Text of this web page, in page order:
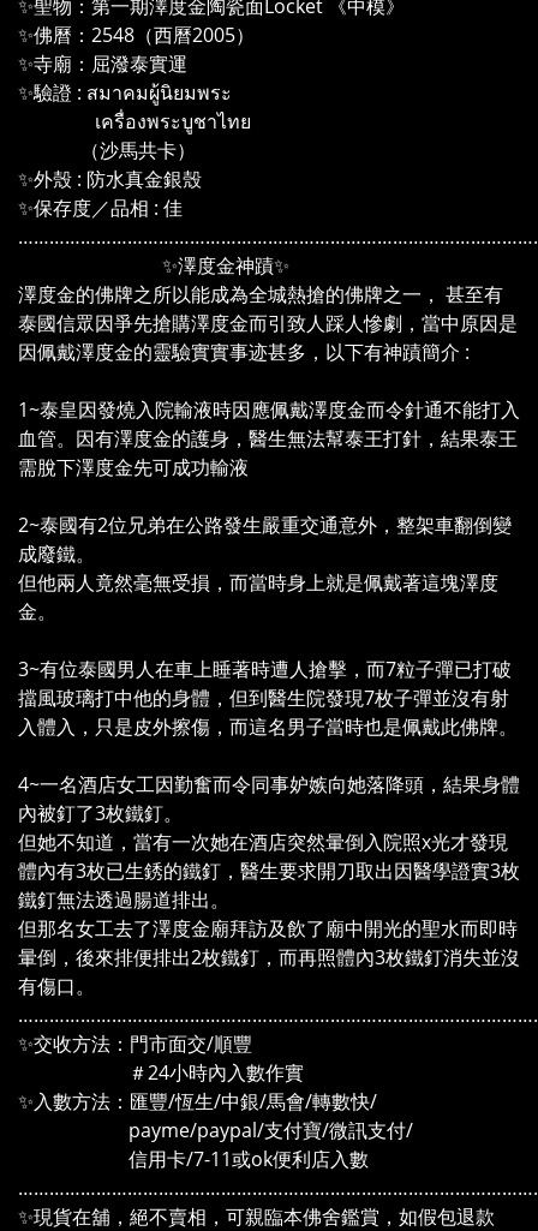
✨聖物：第一期澤度金陶瓷面Locket 《中模》
✨佛曆：2548（西曆2005）
✨寺廟：屈潑泰實運
✨驗證 : สมาคมผู้นิยมพระ
เครื่องพระบูชาไทย
（沙馬共卡）
✨外殼 : 防水真金銀殼
✨保存度／品相 : 佳
✨澤度金神蹟✨
澤度金的佛牌之所以能成為全城熱搶的佛牌之一， 甚至有
泰國信眾因爭先搶購澤度金而引致人踩人慘劇，當中原因是
因佩戴澤度金的靈驗實實事迹甚多，以下有神蹟簡介 :
1~泰皇因發燒入院輸液時因應佩戴澤度金而令針通不能打入
血管。因有澤度金的護身，醫生無法幫泰王打針，結果泰王
需脫下澤度金先可成功輸液
2~泰國有2位兄弟在公路發生嚴重交通意外，整架車翻倒變
成廢鐵。
但他兩人竟然毫無受損，而當時身上就是佩戴著這塊澤度
金。
3~有位泰國男人在車上睡著時遭人搶擊，而7粒子彈已打破
擋風玻璃打中他的身體，但到醫生院發現7枚子彈並沒有射
入體入，只是皮外擦傷，而這名男子當時也是佩戴此佛牌。
4~一名酒店女工因勤奮而令同事妒嫉向她落降頭，結果身體
內被釘了3枚鐵釘。
但她不知道，當有一次她在酒店突然暈倒入院照x光才發現
體內有3枚已生銹的鐵釘，醫生要求開刀取出因醫學證實3枚
鐵釘無法透過腸道排出。
但那名女工去了澤度金廟拜訪及飲了廟中開光的聖水而即時
暈倒，後來排便排出2枚鐵釘，而再照體內3枚鐵釘消失並沒
有傷口。
✨交收方法：門市面交/順豐
＃24小時內入數作實
✨入數方法：匯豐/恆生/中銀/馬會/轉數快/
payme/paypal/支付寶/微訊支付/
信用卡/7-11或ok便利店入數
✨現貨在舖，絕不賣相，可親臨本佛舍鑑賞，如假包退款